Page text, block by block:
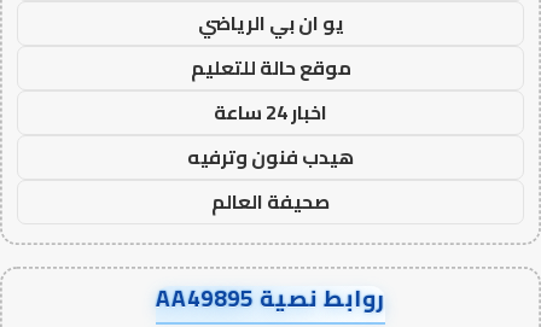
يو ان بي الرياضي
موقع حالة للتعليم
اخبار 24 ساعة
هيدب فنون وترفيه
صحيفة العالم
روابط نصية AA49895